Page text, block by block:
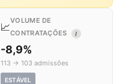
📈
VOLUME DE
CONTRATAÇÕES
I
-8,9%
113 → 103 admissões
ESTÁVEL